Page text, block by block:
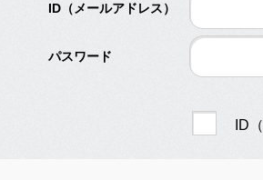
ID（メールアドレス）
パスワード
ID